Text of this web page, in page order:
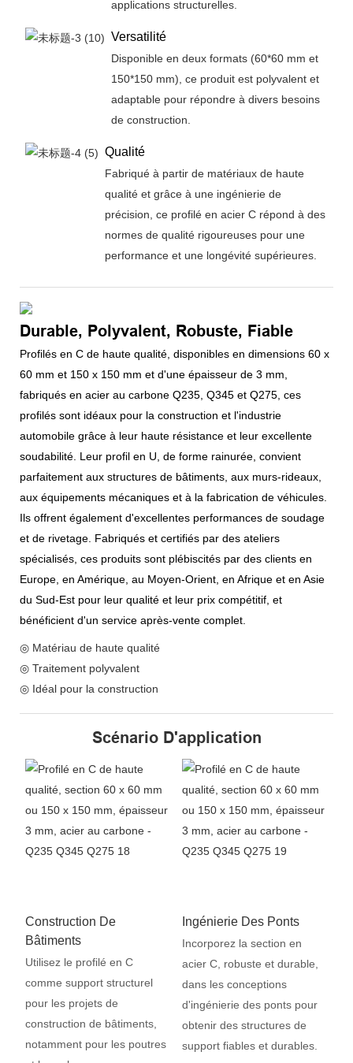
applications structurelles.
Versatilité
Disponible en deux formats (60*60 mm et
150*150 mm), ce produit est polyvalent et
adaptable pour répondre à divers besoins
de construction.
Qualité
Fabriqué à partir de matériaux de haute
qualité et grâce à une ingénierie de
précision, ce profilé en acier C répond à des
normes de qualité rigoureuses pour une
performance et une longévité supérieures.
Durable, Polyvalent, Robuste, Fiable
Profilés en C de haute qualité, disponibles en dimensions 60 x
60 mm et 150 x 150 mm et d'une épaisseur de 3 mm,
fabriqués en acier au carbone Q235, Q345 et Q275, ces
profilés sont idéaux pour la construction et l'industrie
automobile grâce à leur haute résistance et leur excellente
soudabilité. Leur profil en U, de forme rainurée, convient
parfaitement aux structures de bâtiments, aux murs-rideaux,
aux équipements mécaniques et à la fabrication de véhicules.
Ils offrent également d'excellentes performances de soudage
et de rivetage. Fabriqués et certifiés par des ateliers
spécialisés, ces produits sont plébiscités par des clients en
Europe, en Amérique, au Moyen-Orient, en Afrique et en Asie
du Sud-Est pour leur qualité et leur prix compétitif, et
bénéficient d'un service après-vente complet.
◎ Matériau de haute qualité
◎ Traitement polyvalent
◎ Idéal pour la construction
Scénario D'application
Construction De
Bâtiments
Utilisez le profilé en C
comme support structurel
pour les projets de
construction de bâtiments,
notamment pour les poutres
Ingénierie Des Ponts
Incorporez la section en
acier C, robuste et durable,
dans les conceptions
d'ingénierie des ponts pour
obtenir des structures de
support fiables et durables.